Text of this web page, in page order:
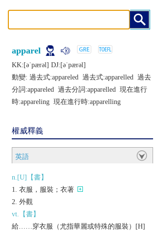
apparel
KK:[ǝˈpærǝl] DJ:[ǝˈpærǝl]
動變: 過去式:appareled 過去式:apparelled 過去
分詞:appareled 過去分詞:apparelled 現在進行
時:appareling 現在進行時:apparelling
權威釋義
英語
n.[U]【書】
衣服，服裝；衣著
外觀
vt.【書】
給……穿衣服（尤指華麗或特殊的服裝）[H]